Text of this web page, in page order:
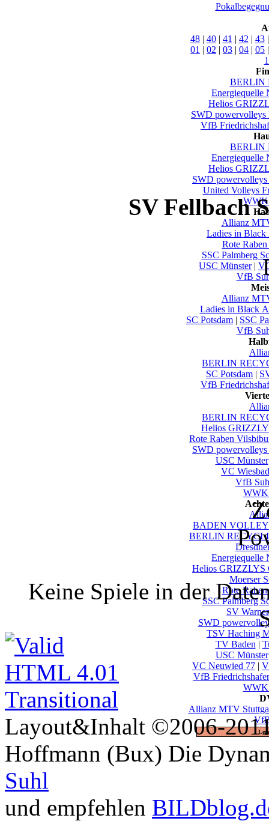
48| 40| 41 | 42 | 43
01 | 02 | 03 | 04 | 05
BERLIN
Energiequelle
Helios
SWD powervolleys
VfB
BERLIN
Energiequelle
Helios
SWD
United Volleys
WWK
Allianz
Ladies in Black
Rote
SSC Palmberg
USC Münster|
VfB
Allianz
Ladies in Black
SC Potsdam | SSC
VfB
BERLIN
SC Potsdam |
VfB
BERLIN
Helios
Rote Raben
SWD
USC Münster
VC
VfB
WWK
BADEN
BERLIN
Energiequelle
Helios GRIZZLYS
Moerser
Rote
SSC Palmberg
SV
SWD
TSV Haching
TV Baden |
USC Münster
VC Neuwied 77 |
VfB
WWK
Allianz MTV
SV Fellbach
Keine Spiele in der
Layout&Inhalt ©2006-
Hoffmann (Bux) Die
Suhl
und empfehlen